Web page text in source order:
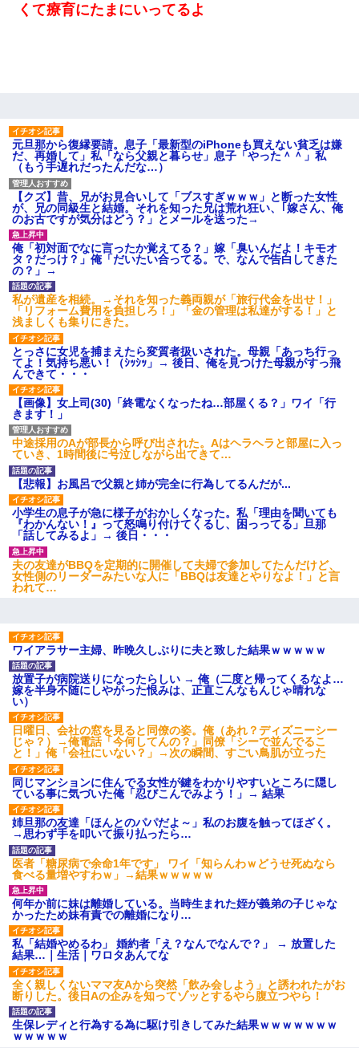
くて療育にたまにいってるよ
元旦那から復縁要請。息子「最新型のiPhoneも買えない貧乏は嫌
だ、再婚して」私「なら父親と暮らせ」息子「やった＾＾」私
（もう手遅れだったんだな…）
【クズ】昔、兄がお見合いして「ブスすぎｗｗｗ」と断った女性
が、兄の同級生と結婚。それを知った兄は荒れ狂い、｢嫁さん、俺
のお古ですが気分はどう？」とメールを送った→
俺「初対面でなに言ったか覚えてる？」嫁「臭いんだよ！キモオ
タ？だっけ？」俺「だいたい合ってる。で、なんで告白してきた
の？」→
私が遺産を相続。→それを知った義両親が「旅行代金を出せ！」
「リフォーム費用を負担しろ！」「金の管理は私達がする！」と
浅ましくも集りにきた。
とっさに女児を捕まえたら変質者扱いされた。母親「あっち行っ
てよ！気持ち悪い！（ｼｯｼｯ」→ 後日、俺を見つけた母親がすっ飛
んできて・・・
【画像】女上司(30)「終電なくなったね…部屋くる？」ワイ「行
きます！」
中途採用のAが部長から呼び出された。Aはヘラヘラと部屋に入っ
ていき、1時間後に号泣しながら出てきて…
【悲報】お風呂で父親と姉が完全に行為してるんだが...
小学生の息子が急に様子がおかしくなった。私「理由を聞いても
『わかんない！』って怒鳴り付けてくるし、困っってる」旦那
「話してみるよ」→ 後日・・・
夫の友達がBBQを定期的に開催して夫婦で参加してたんだけど、
女性側のリーダーみたいな人に「BBQは友達とやりなよ！」と言
われて…
ワイアラサー主婦、昨晩久しぶりに夫と致した結果ｗｗｗｗｗ
放置子が病院送りになったらしい → 俺（二度と帰ってくるなよ…
嫁を半身不随にしやがった恨みは、正直こんなもんじゃ晴れな
い）
日曜日、会社の窓を見ると同僚の姿。俺（あれ？ディズニーシー
じゃ？）→俺電話「今何してんの？」同僚「シーで並んでるこ
と！」俺「会社にいない？」→次の瞬間、すごい鳥肌が立った
同じマンションに住んでる女性が鍵をわかりやすいところに隠し
ている事に気づいた俺「忍びこんでみよう！」→ 結果
姉旦那の友達「ほんとのパパだよ～」私のお腹を触ってほざく。
→思わず手を叩いて振り払ったら…
医者「糖尿病で余命1年です」 ワイ「知らんわｗどうせ死ぬなら
食べる量増やすわｗ」→結果ｗｗｗｗｗ
何年か前に妹は離婚している。当時生まれた姪が義弟の子じゃな
かったため妹有責での離婚になり…
私「結婚やめるわ」 婚約者「え？なんでなんで？」 → 放置した
結果…｜生活｜ワロタあんてな
全く親しくないママ友Aから突然「飲み会しよう」と誘われたがお
断りした。後日Aの企みを知ってゾッとするやら腹立つやら！
生保レディと行為する為に駆け引きしてみた結果ｗｗｗｗｗｗｗ
ｗｗｗｗｗ